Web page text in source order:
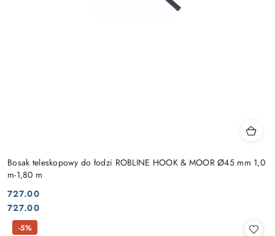
Bosak teleskopowy do łodzi ROBLINE HOOK & MOOR Ø45 mm 1,0
m-1,80 m
Cena:
727.00
Cena:
727.00
-5%